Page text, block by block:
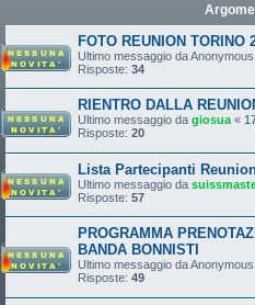
FOTO REUNION TORINO
Ultimo messaggio daAnonymous
Risposte: 34
RIENTRO DALLA
Ultimo messaggio da giosua «
Risposte: 20
Lista Partecipanti
Ultimo messaggio da
Risposte: 57
PROGRAMMA
BANDA BONNISTI
Ultimo messaggio daAnonymous
Risposte: 49